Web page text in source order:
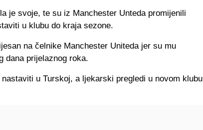
je svoje, te su iz Manchester Unteda promijenili
u klubu do kraja sezone.
na čelnike Manchester Uniteda jer su mu
dana prijelaznog roka.
u Turskoj, a ljekarski pregledi u novom klubu